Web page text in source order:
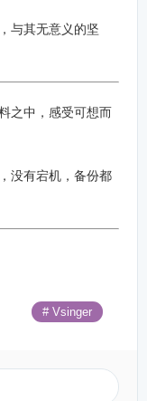
与其无意义的坚
之中，感受可想而
没有宕机，备份都
# Vsinger